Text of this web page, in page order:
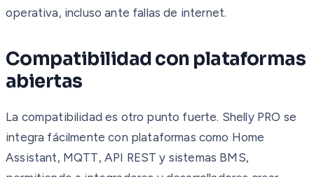
operativa, incluso ante fallas de internet.
Compatibilidad con plataformas
abiertas
La compatibilidad es otro punto fuerte. Shelly PRO se
integra fácilmente con plataformas como Home
Assistant, MQTT, API REST y sistemas BMS,